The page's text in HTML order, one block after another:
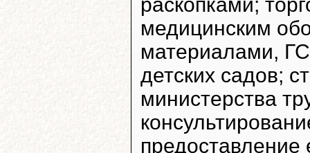
медицинским
материалами,
детских садов;
министерства